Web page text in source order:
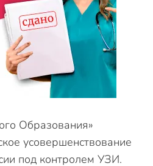
Образования»
усовершенствование
под контролем УЗИ.